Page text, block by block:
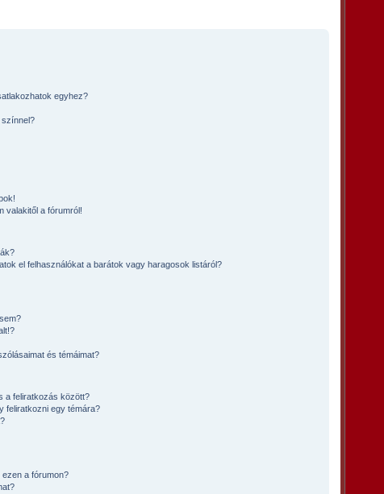
egyhez?
színnel?
valakitől a fórumról!
el felhasználókat a barátok vagy haragosok listáról?
és témáimat?
a feliratkozás között?
feliratkozni egy témára?
a fórumon?